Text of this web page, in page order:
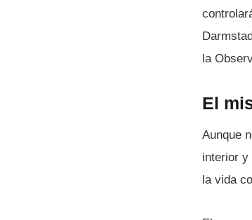
la
El
Aunque
interior y
la vida